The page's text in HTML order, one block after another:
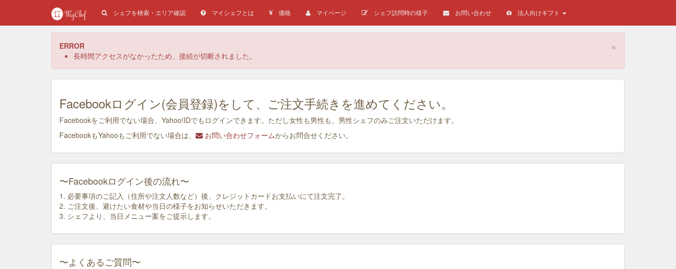
シェフを検索・エリア確認 マイシェフとは 価格 マイページ シェフ訪問時の様子 お問い合わせ 法人向けギフト
×
ERROR
長時間アクセスがなかったため、接続が切断されました。
Facebookログイン(会員登録)をして、ご注文手続きを進めてください。
Facebookをご利用でない場合、Yahoo!IDでもログインできます。ただし女性も男性も、男性シェフのみご注文いただけます。
FacebookもYahooもご利用でない場合は、
お問い合わせフォームからお問合せください。
〜Facebookログイン後の流れ〜
1. 必要事項のご記入（住所や注文人数など）後、クレジットカードお支払いにて注文完了。
2. ご注文後、避けたい食材や当日の様子をお知らせいただきます。
3. シェフより、当日メニュー案をご提示します。
〜よくあるご質問〜